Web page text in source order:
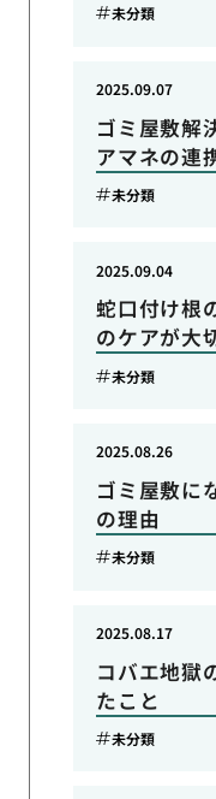
未分類
ゴミ屋敷解
アマネの連
2025.09.07
未分類
蛇口付け根
のケアが大
2025.09.04
未分類
ゴミ屋敷に
の理由
2025.08.26
未分類
コバエ地獄
たこと
2025.08.17
未分類